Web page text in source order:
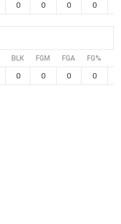
0 0 0 0
BLK FGM FGA FG%
0 0 0 0